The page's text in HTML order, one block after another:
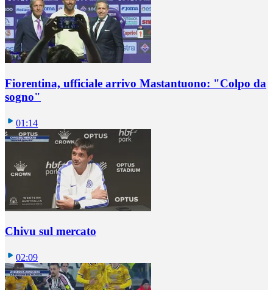
Fiorentina, ufficiale arrivo Mastantuono: "Colpo da
sogno"
01:14
Chivu sul mercato
02:09